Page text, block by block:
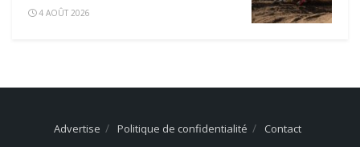
4 AOÛT 2026
Advertise Politique de confidentialité Contact